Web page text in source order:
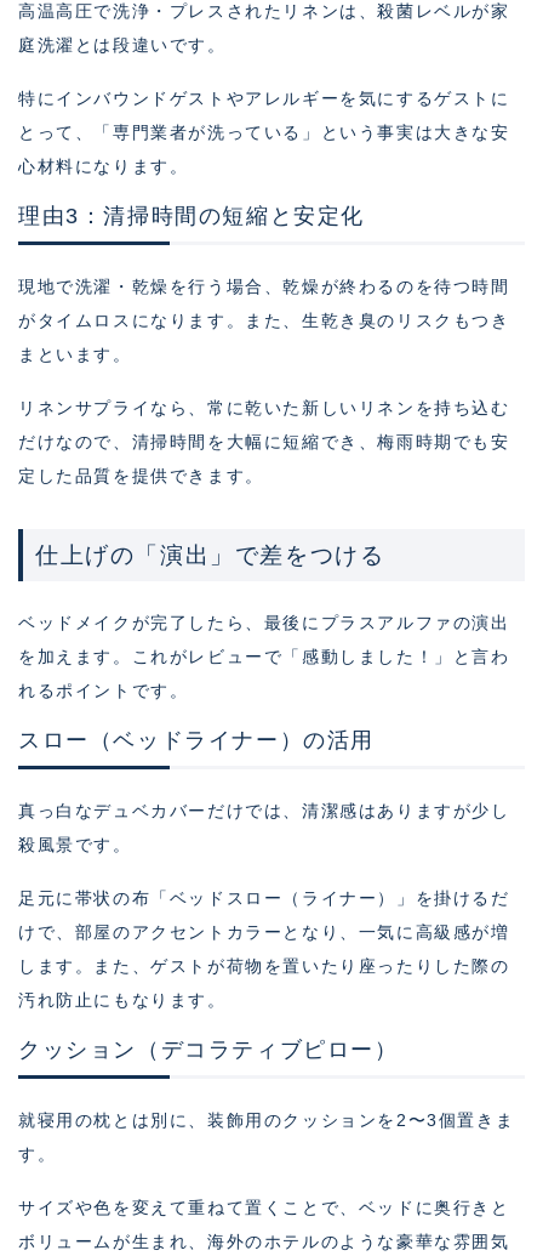
高温高圧で洗浄・プレスされたリネンは、殺菌レベルが家
庭洗濯とは段違いです。
特にインバウンドゲストやアレルギーを気にするゲストに
とって、「専門業者が洗っている」という事実は大きな安
心材料になります。
理由3：清掃時間の短縮と安定化
現地で洗濯・乾燥を行う場合、乾燥が終わるのを待つ時間
がタイムロスになります。また、生乾き臭のリスクもつき
まといます。
リネンサプライなら、常に乾いた新しいリネンを持ち込む
だけなので、清掃時間を大幅に短縮でき、梅雨時期でも安
定した品質を提供できます。
仕上げの「演出」で差をつける
ベッドメイクが完了したら、最後にプラスアルファの演出
を加えます。これがレビューで「感動しました！」と言わ
れるポイントです。
スロー（ベッドライナー）の活用
真っ白なデュベカバーだけでは、清潔感はありますが少し
殺風景です。
足元に帯状の布「ベッドスロー（ライナー）」を掛けるだ
けで、部屋のアクセントカラーとなり、一気に高級感が増
します。また、ゲストが荷物を置いたり座ったりした際の
汚れ防止にもなります。
クッション（デコラティブピロー）
就寝用の枕とは別に、装飾用のクッションを2〜3個置きま
す。
サイズや色を変えて重ねて置くことで、ベッドに奥行きと
ボリュームが生まれ、海外のホテルのような豪華な雰囲気